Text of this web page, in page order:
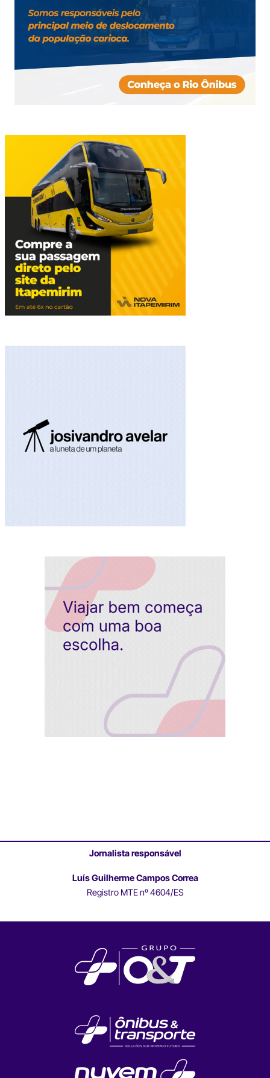
Jornalista responsável
Luís Guilherme Campos Correa
Registro MTE nº 4604/ES